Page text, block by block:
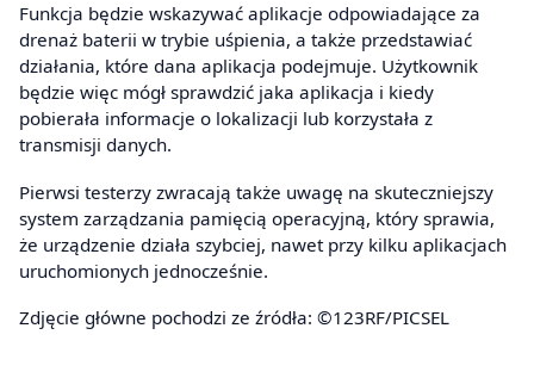
Funkcja będzie wskazywać aplikacje odpowiadające za
drenaż baterii w trybie uśpienia, a także przedstawiać
działania, które dana aplikacja podejmuje. Użytkownik
będzie więc mógł sprawdzić jaka aplikacja i kiedy
pobierała informacje o lokalizacji lub korzystała z
transmisji danych.
Pierwsi testerzy zwracają także uwagę na skuteczniejszy
system zarządzania pamięcią operacyjną, który sprawia,
że urządzenie działa szybciej, nawet przy kilku aplikacjach
uruchomionych jednocześnie.
Zdjęcie główne pochodzi ze źródła: ©123RF/PICSEL